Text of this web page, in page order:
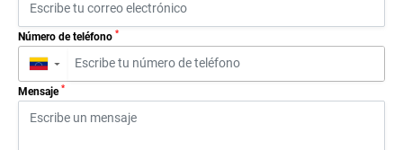
Número de teléfono *
▼
Mensaje *